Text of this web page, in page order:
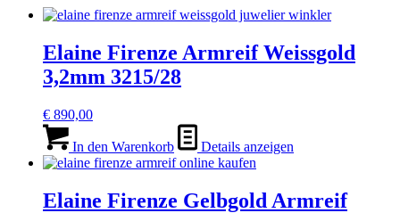
Elaine Firenze Armreif Weissgold
3,2mm 3215/28
€ 890,00
In den Warenkorb Details anzeigen
Elaine Firenze Gelbgold Armreif